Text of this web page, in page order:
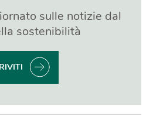
sulle notizie dal
sostenibilità